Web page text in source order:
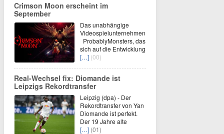
Crimson Moon erscheint im
September
Das unabhängige
Videospielunternehmen
ProbablyMonsters, das
sich auf die Entwicklung
[…] (00)
Real-Wechsel fix: Diomande ist
Leipzigs Rekordtransfer
Leipzig (dpa) - Der
Rekordtransfer von Yan
Diomande ist perfekt.
Der 19 Jahre alte
[…] (01)